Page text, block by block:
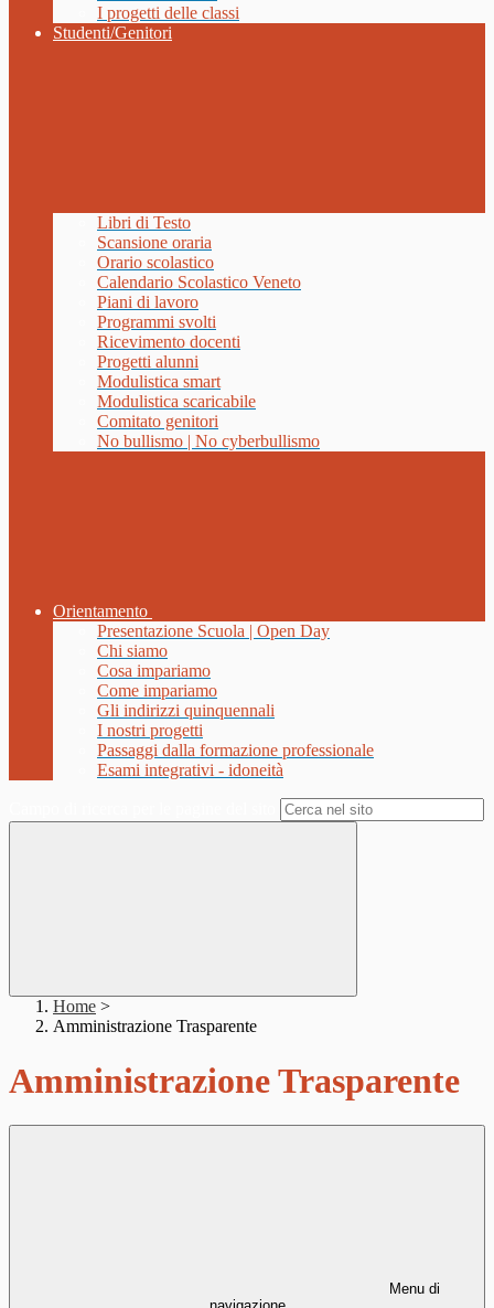
I progetti delle classi
Studenti/Genitori
Libri di Testo
Scansione oraria
Orario scolastico
Calendario Scolastico Veneto
Piani di lavoro
Programmi svolti
Ricevimento docenti
Progetti alunni
Modulistica smart
Modulistica scaricabile
Comitato genitori
No bullismo | No cyberbullismo
Orientamento
Presentazione Scuola | Open Day
Chi siamo
Cosa impariamo
Come impariamo
Gli indirizzi quinquennali
I nostri progetti
Passaggi dalla formazione professionale
Esami integrativi - idoneità
Home >
Amministrazione Trasparente
Amministrazione Trasparente
Menu di